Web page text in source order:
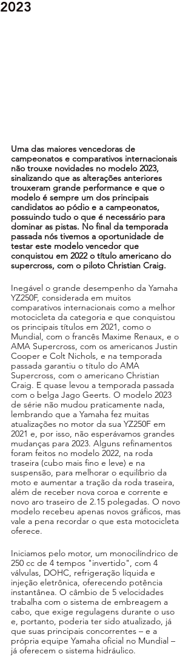
2023
Uma das maiores vencedoras de
campeonatos e comparativos internacionais
não trouxe novidades no modelo 2023,
sinalizando que as alterações anteriores
trouxeram grande performance e que o
modelo é sempre um dos principais
candidatos ao pódio e a campeonatos,
possuindo tudo o que é necessário para
dominar as pistas. No final da temporada
passada nós tivemos a oportunidade de
testar este modelo vencedor que
conquistou em 2022 o título americano do
supercross, com o piloto Christian Craig.
Inegável o grande desempenho da Yamaha
YZ250F, considerada em muitos
comparativos internacionais como a melhor
motocicleta da categoria e que conquistou
os principais títulos em 2021, como o
Mundial, com o francês Maxime Renaux, e o
AMA Supercross, com os americanos Justin
Cooper e Colt Nichols, e na temporada
passada garantiu o título do AMA
Supercross, com o americano Christian
Craig. E quase levou a temporada passada
com o belga Jago Geerts. O modelo 2023
de série não mudou praticamente nada,
lembrando que a Yamaha fez muitas
atualizações no motor da sua YZ250F em
2021 e, por isso, não esperávamos grandes
mudanças para 2023. Alguns refinamentos
foram feitos no modelo 2022, na roda
traseira (cubo mais fino e leve) e na
suspensão, para melhorar o equilíbrio da
moto e aumentar a tração da roda traseira,
além de receber nova coroa e corrente e
novo aro traseiro de 2.15 polegadas. O novo
modelo recebeu apenas novos gráficos, mas
vale a pena recordar o que esta motocicleta
oferece.
Iniciamos pelo motor, um monocilíndrico de
250 cc de 4 tempos "invertido", com 4
válvulas, DOHC, refrigeração líquida e
injeção eletrônica, oferecendo potência
instantânea. O câmbio de 5 velocidades
trabalha com o sistema de embreagem a
cabo, que exige regulagens durante o uso
e, portanto, poderia ter sido atualizado, já
que suas principais concorrentes – e a
própria equipe Yamaha oficial no Mundial –
já oferecem o sistema hidráulico.